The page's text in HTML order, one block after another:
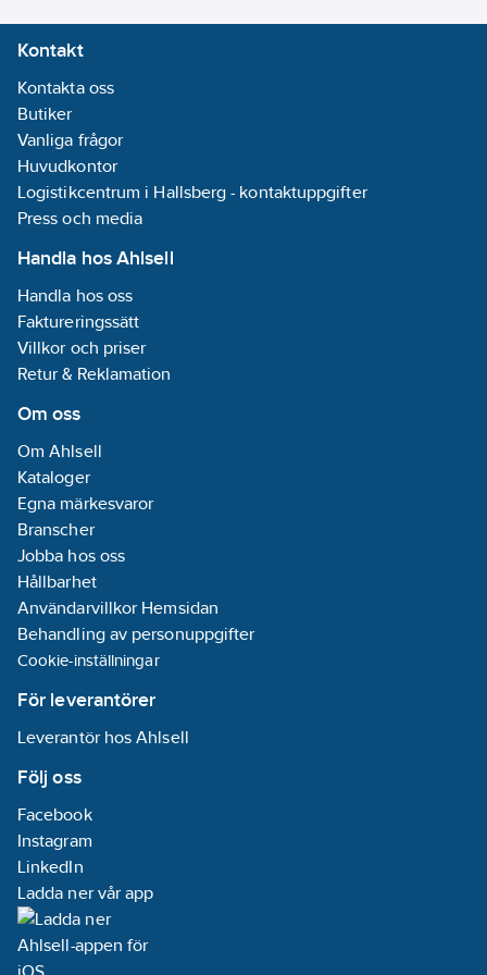
Kontakt
Kontakta oss
Butiker
Vanliga frågor
Huvudkontor
Logistikcentrum i Hallsberg - kontaktuppgifter
Press och media
Handla hos Ahlsell
Handla hos oss
Faktureringssätt
Villkor och priser
Retur & Reklamation
Om oss
Om Ahlsell
Kataloger
Egna märkesvaror
Branscher
Jobba hos oss
Hållbarhet
Användarvillkor Hemsidan
Behandling av personuppgifter
Cookie-inställningar
För leverantörer
Leverantör hos Ahlsell
Följ oss
Facebook
Instagram
LinkedIn
Ladda ner vår app